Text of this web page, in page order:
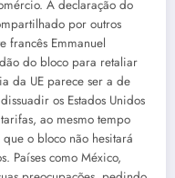
A declaração do
por outros
francês Emmanuel
do bloco para retaliar
da UE parece ser a de
os Estados Unidos
ao mesmo tempo
o bloco não hesitará
Países como México,